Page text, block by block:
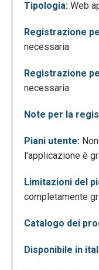
il modello sul
Apparirà questa
account di
appropriate.
intestazioni delle
Tipologia: Web
Registrazione
necessaria
Registrazione
necessaria
Note per la
Piani utente:
l'applicazione è
Limitazioni del
completamente
Catalogo dei
Disponibile in